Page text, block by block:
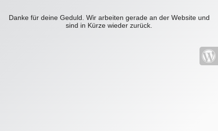
Danke für deine Geduld. Wir arbeiten gerade an der Website und
sind in Kürze wieder zurück.